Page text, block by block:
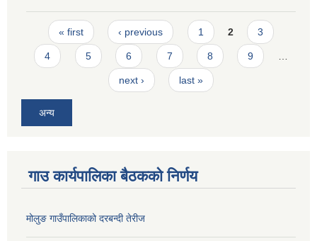
Pages
« first ‹ previous 1 2 3
4 5 6 7 8 9
next › last »
अन्य
गाउ कार्यपालिका बैठकको निर्णय
मोलुङ गाउँपालिकाको दरबन्दी तेरीज